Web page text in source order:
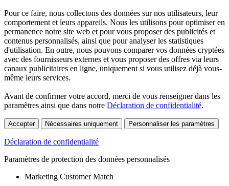
Pour ce faire, nous collectons des données sur nos utilisateurs, leur
comportement et leurs appareils. Nous les utilisons pour optimiser en
permanence notre site web et pour vous proposer des publicités et
contenus personnalisés, ainsi que pour analyser les statistiques
d'utilisation. En outre, nous pouvons comparer vos données cryptées
avec des fournisseurs externes et vous proposer des offres via leurs
canaux publicitaires en ligne, uniquement si vous utilisez déjà vous-
même leurs services.
Avant de confirmer votre accord, merci de vous renseigner dans les
paramètres ainsi que dans notre Déclaration de confidentialité.
Accepter Nécessaires uniquement Personnaliser les paramètres
Déclaration de confidentialité
Paramètres de protection des données personnalisés
Marketing Customer Match